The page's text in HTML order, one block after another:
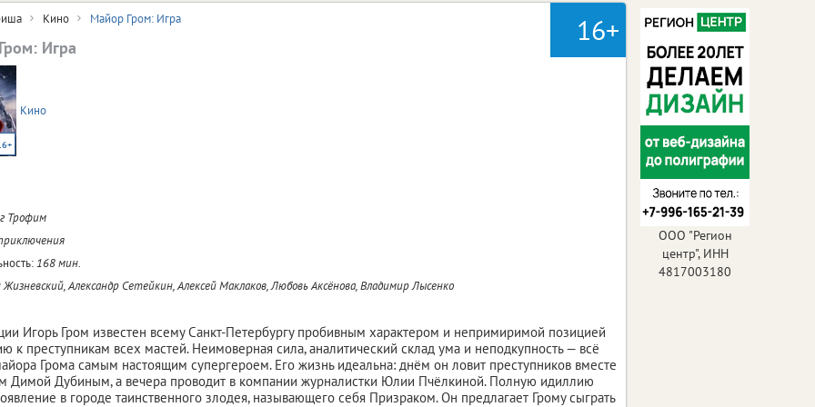
16+
Кино Майор Гром: Игра
Игра
Кино
Трофим
168 мин.
Жизневский, Александр Сетейкин, Алексей Маклаков, Любовь Аксёнова, Владимир Лысенко
Игорь Гром известен всему Санкт-Петербургу пробивным характером и непримиримой позицией
к преступникам всех мастей. Неимоверная сила, аналитический склад ума и неподкупность — всё
Грома самым настоящим супергероем. Его жизнь идеальна: днём он ловит преступников вместе
Димой Дубиным, а вечера проводит в компании журналистки Юлии Пчёлкиной. Полную идиллию
в городе таинственного злодея, называющего себя Призраком. Он предлагает Грому сыграть
ООО "Регион
центр", ИНН
4817003180